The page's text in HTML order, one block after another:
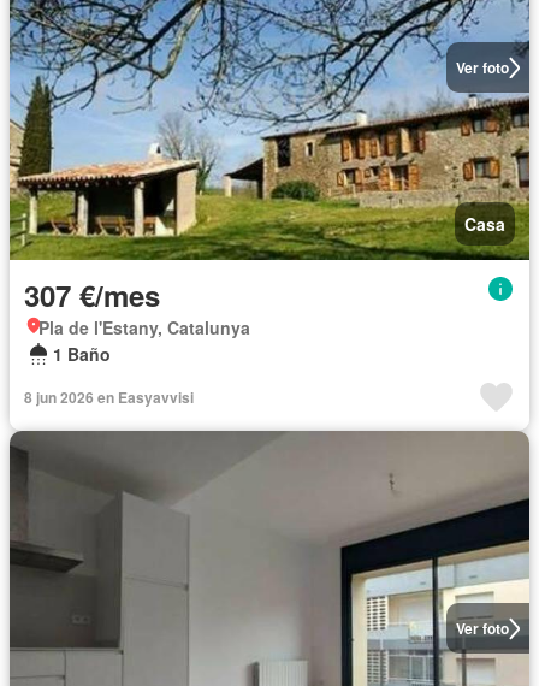
Ver foto
Casa
307 €/mes
Pla de l'Estany, Catalunya
1 Baño
8 jun 2026 en Easyavvisi
Ver foto